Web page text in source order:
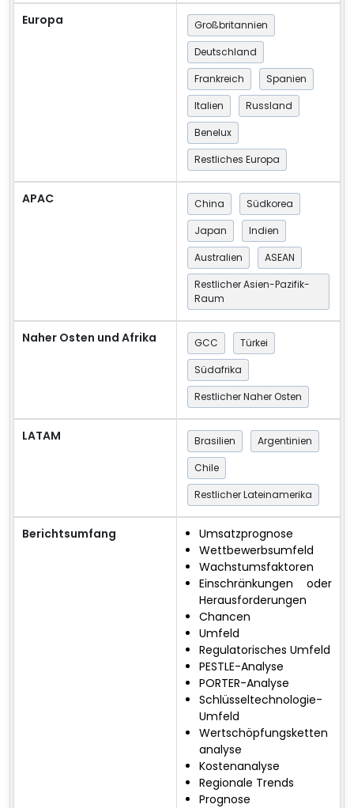
Europa
Großbritannien
Deutschland
Frankreich
Spanien
Italien
Russland
Benelux
Restliches Europa
APAC China
Südkorea
Japan
Indien
Australien
ASEAN
Restlicher Asien-Pazifik-
Raum
Naher Osten und Afrika GCC
Türkei
Südafrika
Restlicher Naher Osten
LATAM Brasilien
Argentinien
Chile
Restlicher Lateinamerika
Berichtsumfang
Umsatzprognose
Wettbewerbsumfeld
Wachstumsfaktoren
Einschränkungen oder
Herausforderungen
Chancen
Umfeld
Regulatorisches Umfeld
PESTLE-Analyse
PORTER-Analyse
Schlüsseltechnologie-
Umfeld
Wertschöpfungsketten
analyse
Kostenanalyse
Regionale Trends
Prognose